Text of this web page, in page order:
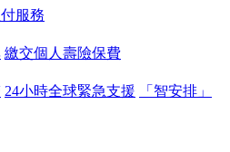
服務
繳交個人壽險保費
24小時全球緊急支援
「智安排」